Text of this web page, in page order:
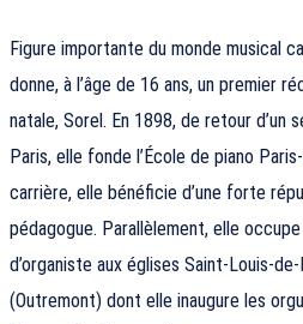
Figure importante du monde musical
donne, à l’âge de 16 ans, un premier
natale, Sorel. En 1898, de retour d’un
Paris, elle fonde l’École de piano
carrière, elle bénéficie d’une forte
pédagogue. Parallèlement, elle
d’organiste aux églises Saint-Louis-
(Outremont) dont elle inaugure les